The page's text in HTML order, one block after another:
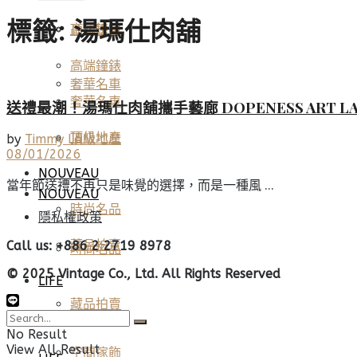
高端鐘錶
奢華名車
頂級地產
NOUVEAU
時尚名品
藏品拍賣
頂級珠寶
高端鐘錶
奢華名車
頂級地產
NOUVEAU
時尚名品
藏品拍賣
LIFE
空間傢飾
標籤:湯瑪仕肉舖
送禮最潮！湯瑪仕肉舖攜手藝廊 DOPENESS ART
by Timmy Lo
08/01/2026
當年節送禮不再只是味覺的選擇，而是一種風 ...
隱私權政策
Call us: +886 2 2719 8978
© 2025 Vintage Co., Ltd. All Rights Reserved
No Result
View All Result